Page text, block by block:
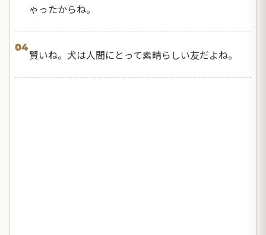
ゃったからね。
04
賢いね。犬は人間にとって素晴らしい友だよね。